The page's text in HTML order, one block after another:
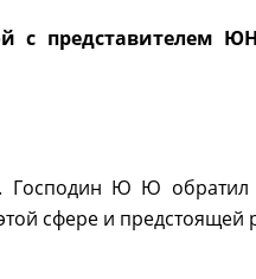
с представителем
Господин Ю Ю обратил
сфере и предстоящей